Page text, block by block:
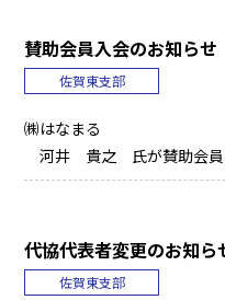
賛助会員入会のお知らせ
佐賀東支部
㈱はなまる
河井 貴之 氏が賛助会員
代協代表者変更のお知ら
佐賀東支部